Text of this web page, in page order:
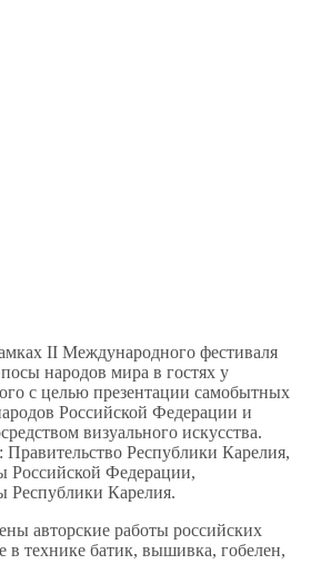
II Международного фестиваля
народов мира в гостях у
с целью презентации самобытных
Российской Федерации и
визуального искусства.
Республики Карелия,
Российской Федерации,
Республики Карелия.
авторские работы российских
в технике батик, вышивка, гобелен,